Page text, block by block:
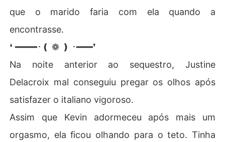
que o marido faria com ela quando a
encontrasse.
❛ ━━━━･❪ ❁ ❫ ･━━━❜
Na noite anterior ao sequestro, Justine
Delacroix mal conseguiu pregar os olhos após
satisfazer o italiano vigoroso.
Assim que Kevin adormeceu após mais um
orgasmo, ela ficou olhando para o teto. Tinha